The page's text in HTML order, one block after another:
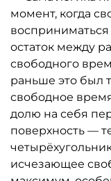
момент, когда
восприниматься
остаток между
свободного
раньше это был
свободное
долю на себя
поверхность —
исчезающее